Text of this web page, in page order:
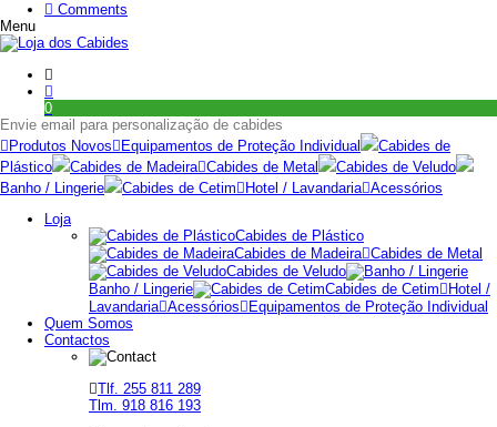
Comments
Menu
0
Envie email para personalização de cabides
Produtos Novos
Equipamentos de Proteção Individual
Cabides de
Plástico
Cabides de Madeira Cabides de Metal
Cabides de Veludo
Banho / Lingerie
Cabides de Cetim Hotel / Lavandaria Acessórios
Loja
Cabides de Plástico
Cabides de Madeira Cabides de Metal
Cabides de Veludo
Banho / Lingerie
Cabides de Cetim
Hotel /
Lavandaria Acessórios
Equipamentos de Proteção Individual
Quem Somos
Contactos
Tlf. 255 811 289
Tlm. 918 816 193